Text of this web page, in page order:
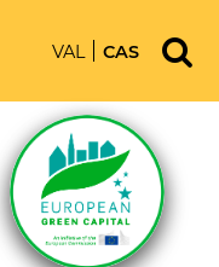
VAL CAS